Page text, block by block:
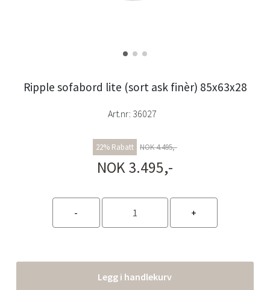
Ripple sofabord lite (sort ask finèr) 85x63x28
Art.nr: 36027
22% Rabatt NOK 4.495,-
NOK 3.495,-
Legg i handlekurv